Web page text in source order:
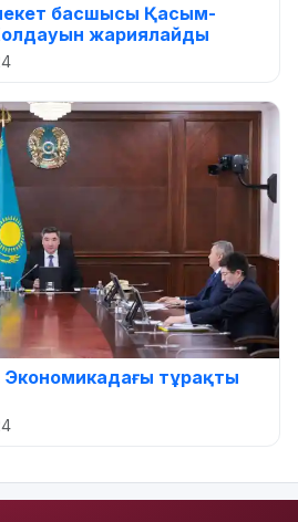
басшысы Қасым-
жариялайды
тұрақты